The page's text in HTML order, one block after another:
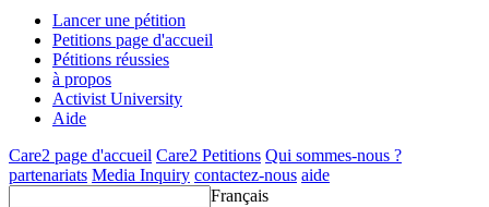
Lancer une pétition
Petitions page d'accueil
Pétitions réussies
à propos
Activist University
Aide
Care2 page d'accueil Care2 Petitions Qui sommes-nous ?
partenariats Media Inquiry contactez-nous aide
Français